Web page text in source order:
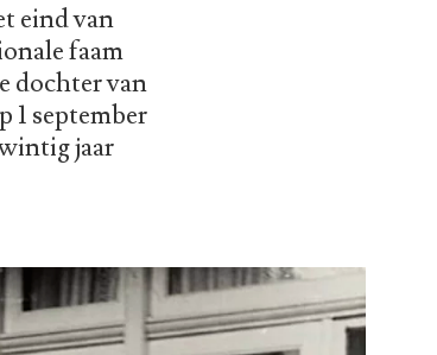
eind van
faam
dochter van
1 september
jaar